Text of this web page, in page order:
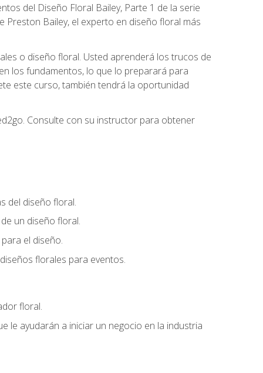
del Diseño Floral Bailey, Parte 1 de la serie
Bailey, el experto en diseño floral más
o diseño floral. Usted aprenderá los trucos de
los fundamentos, lo que lo preparará para
este curso, también tendrá la oportunidad
Consulte con su instructor para obtener
del diseño floral.
un diseño floral.
el diseño.
florales para eventos.
floral.
le ayudarán a iniciar un negocio en la industria